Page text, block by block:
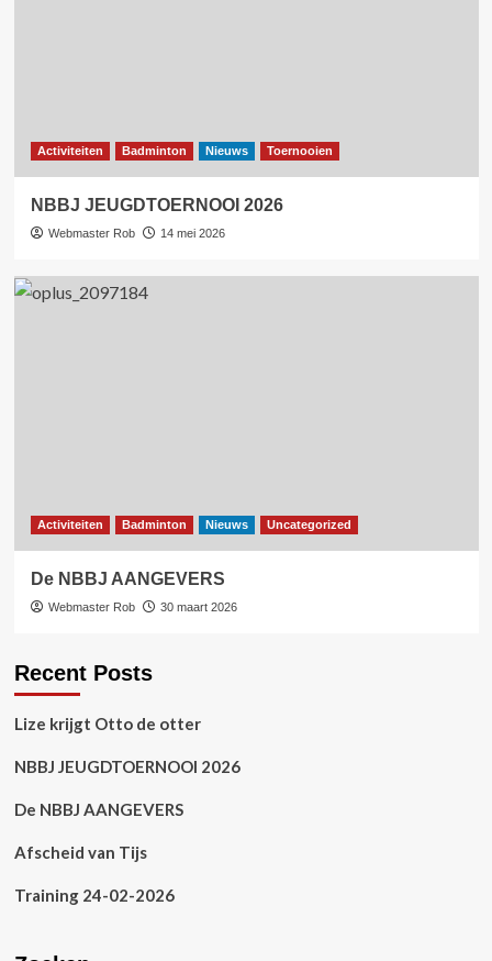
Activiteiten Badminton Nieuws Toernooien
NBBJ JEUGDTOERNOOI 2026
Webmaster Rob 14 mei 2026
Activiteiten Badminton Nieuws Uncategorized
De NBBJ AANGEVERS
Webmaster Rob 30 maart 2026
Recent Posts
Lize krijgt Otto de otter
NBBJ JEUGDTOERNOOI 2026
De NBBJ AANGEVERS
Afscheid van Tijs
Training 24-02-2026